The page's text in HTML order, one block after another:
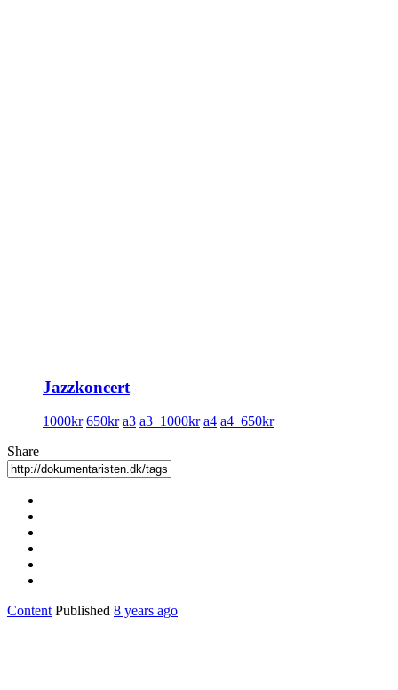
Jazzkoncert
1000kr 650kr a3 a3_1000kr a4 a4_650kr
Share
Content Published 8 years ago